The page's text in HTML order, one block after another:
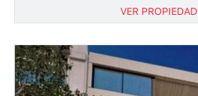
VER PROPIEDAD